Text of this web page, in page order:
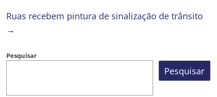
Ruas recebem pintura de sinalização de trânsito
→
Pesquisar
Pesquisar